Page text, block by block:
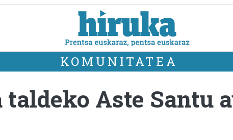
KOMUNITATEA
Aste Santu